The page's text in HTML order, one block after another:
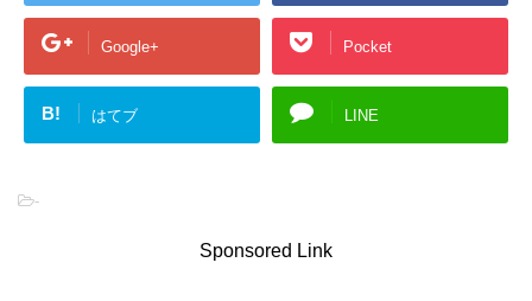
Google+ Pocket
B! はてブ LINE
-
Sponsored Link